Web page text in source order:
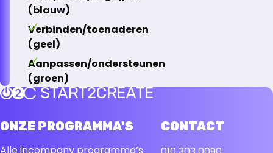
(blauw)
Verbinden/toenaderen
(geel)
Aanpassen/ondersteunen
(groen)
Terug naar de startpagina
ONZE PROGRAMMA'S CONTACT